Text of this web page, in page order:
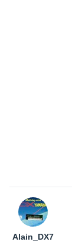
Alain_DX7